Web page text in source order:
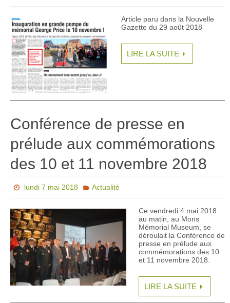
Article paru dans la Nouvelle
Gazette du 29 août 2018
LIRE LA SUITE
Conférence de presse en
prélude aux commémorations
des 10 et 11 novembre 2018
lundi 7 mai 2018 Actualité
Ce vendredi 4 mai 2018
au matin, au Mons
Mémorial Museum, se
déroulait la Conférence de
presse en prélude aux
commémorations des 10
et 11 novembre 2018.
LIRE LA SUITE